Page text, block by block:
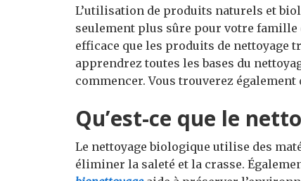
L’utilisation de produits naturels et
seulement plus sûre pour votre
efficace que les produits de nettoyage
apprendrez toutes les bases du
commencer. Vous trouverez également
Qu’est-ce que le
Le nettoyage biologique utilise des
éliminer la saleté et la crasse.